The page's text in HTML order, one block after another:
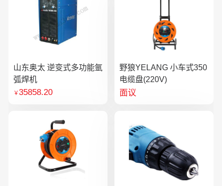
山东奥太 逆变式多功能氩
弧焊机
￥35858.20
野狼YELANG 小车式350
电缆盘(220V)
面议